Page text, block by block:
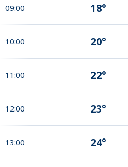
09:00 18°
10:00 20°
11:00 22°
12:00 23°
13:00 24°